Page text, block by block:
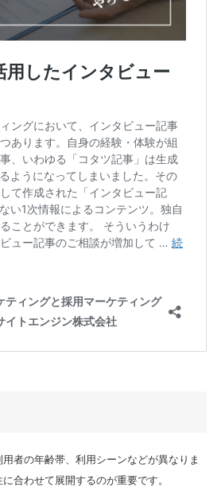
者の年齢帯、利用シーンなどが異なりま
合わせて展開するのが重要です。